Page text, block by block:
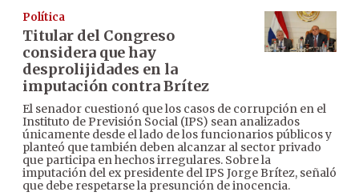
Política
Titular del Congreso
considera que hay
desprolijidades en la
imputación contra Brítez
El senador cuestionó que los casos de corrupción en el
Instituto de Previsión Social (IPS) sean analizados
únicamente desde el lado de los funcionarios públicos y
planteó que también deben alcanzar al sector privado
que participa en hechos irregulares. Sobre la
imputación del ex presidente del IPS Jorge Brítez, señaló
que debe respetarse la presunción de inocencia.